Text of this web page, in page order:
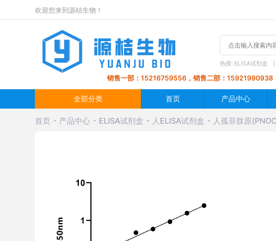
欢迎您来到源桔生物！
热搜: ELISA试剂盒
销售一部：15216759556，销售二部：
全部分类 首页 产品中心
首页 产品中心 ELISA试剂盒 人ELISA试剂盒 人孤菲肽原